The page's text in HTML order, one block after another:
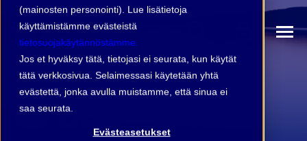
(mainosten personointi). Lue lisätietoja
käyttämistämme evästeistä
tietosuojakäytännöstämme.
Jos et hyväksy tätä, tietojasi ei seurata, kun käytät
tätä verkkosivua. Selaimessasi käytetään yhtä
evästettä, jonka avulla muistamme, että sinua ei
saa seurata.
Evästeasetukset